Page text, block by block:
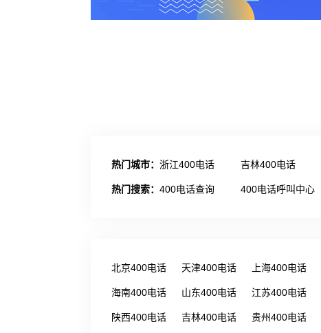
热门城市： 浙江400电话 吉林400电话
热门搜索： 400电话查询 400电话呼叫中心
北京400电话 天津400电话 上海400电话
海南400电话 山东400电话 江苏400电话
陕西400电话 吉林400电话 贵州400电话